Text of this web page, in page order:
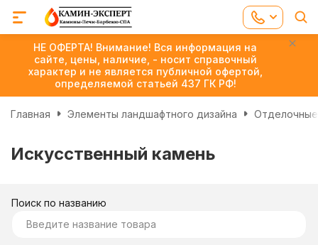
НЕ ОФЕРТА! Внимание! Вся информация на
сайте, цены, наличие, - носит справочный
характер и не является публичной офертой,
определяемой статьей 437 ГК РФ!
Главная Элементы ландшафтного дизайна
Искусственный камень
Поиск по названию